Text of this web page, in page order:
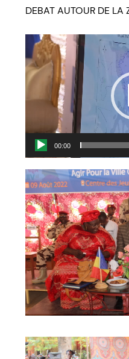
DEBAT AUTOUR DE LA
Lecteur
vidéo
00:00